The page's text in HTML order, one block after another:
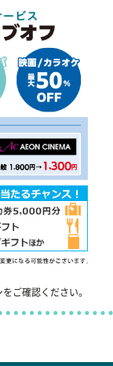
ご確認ください。